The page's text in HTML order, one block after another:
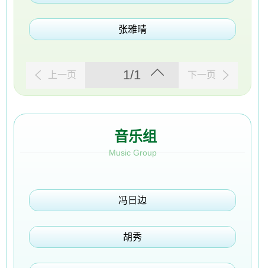
张雅晴
上一页 1/1 下一页
音乐组
Music Group
冯日边
胡秀